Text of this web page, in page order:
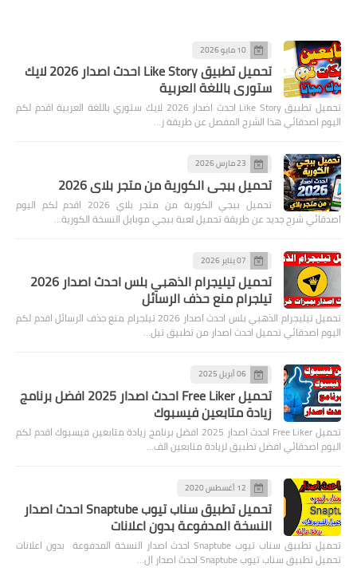
10 مايو 2026
تحميل تطبيق Like Story احدث اصدار 2026 لايك
ستوري باللغة العربية
تحميل تطبيق Like Story احدث اصدار 2026 لايك ستوري باللغة العربية اقدم لكم
اليوم اصدقائي هذا الشرح المفصل عن طريقة ز…
23 مارس 2026
تحميل ببجي الكورية من متجر بلاي 2026
تحميل ببجي الكورية من متجر بلاي 2026 اقدم لكم اليوم
اصدقائي شرح جديد عن طريقة تحميل لعبة ببجي موبايل النسخة الكورية…
07 يناير 2026
تحميل تيليجرام الذهبي بلس احدث اصدار 2026
تيلجرام منع حذف الرسائل
تحميل تيليجرام الذهبي بلس احدث اصدار 2026 تيلجرام منع حذف الرسائل اقدم لكم
اليوم اصدقائي تحميل احدث اصدار من تطبيق تيل…
06 أبريل 2025
تحميل Free Liker احدث اصدار 2025 افضل برنامج
زيادة متابعين فيسبوك
تحميل Free Liker احدث اصدار 2025 افضل برنامج زيادة متابعين فيسبوك اقدم لكم
اليوم اصدقائي افضل تطبيق لزيادة متابعين الف…
12 أغسطس 2020
تحميل تطبيق سناب تيوب Snaptube احدث اصدار
النسخة المدفوعة بدون اعلانات
تحميل تطبيق سناب تيوب Snaptube احدث اصدار النسخة المدفوعة بدون اعلانات
تحميل تطبيق سناب تيوب Snaptube احدث اصدار ال…